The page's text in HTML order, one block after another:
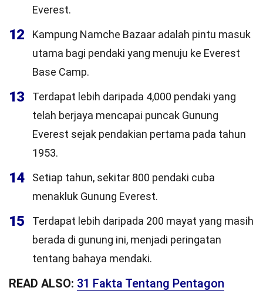
Everest.
12
Kampung Namche Bazaar adalah pintu masuk
utama bagi pendaki yang menuju ke Everest
Base Camp.
13
Terdapat lebih daripada 4,000 pendaki yang
telah berjaya mencapai puncak Gunung
Everest sejak pendakian pertama pada tahun
1953.
14
Setiap tahun, sekitar 800 pendaki cuba
menakluk Gunung Everest.
15
Terdapat lebih daripada 200 mayat yang masih
berada di gunung ini, menjadi peringatan
tentang bahaya mendaki.
READ ALSO: 31 Fakta Tentang Pentagon